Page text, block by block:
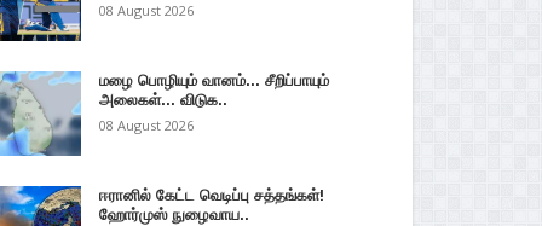
08 August 2026
மழை பொழியும் வானம்... சீறிப்பாயும்
அலைகள்... விடுக..
08 August 2026
ஈரானில் கேட்ட வெடிப்பு சத்தங்கள்!
ஹோர்முஸ் நுழைவாய..